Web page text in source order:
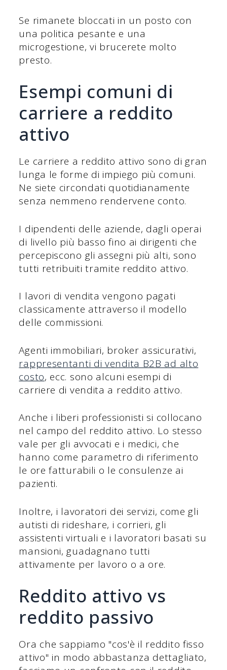
Se rimanete bloccati in un posto con
una politica pesante e una
microgestione, vi brucerete molto
presto.
Esempi comuni di
carriere a reddito
attivo
Le carriere a reddito attivo sono di gran
lunga le forme di impiego più comuni.
Ne siete circondati quotidianamente
senza nemmeno rendervene conto.
I dipendenti delle aziende, dagli operai
di livello più basso fino ai dirigenti che
percepiscono gli assegni più alti, sono
tutti retribuiti tramite reddito attivo.
I lavori di vendita vengono pagati
classicamente attraverso il modello
delle commissioni.
Agenti immobiliari, broker assicurativi,
rappresentanti di vendita B2B ad alto
costo, ecc. sono alcuni esempi di
carriere di vendita a reddito attivo.
Anche i liberi professionisti si collocano
nel campo del reddito attivo. Lo stesso
vale per gli avvocati e i medici, che
hanno come parametro di riferimento
le ore fatturabili o le consulenze ai
pazienti.
Inoltre, i lavoratori dei servizi, come gli
autisti di rideshare, i corrieri, gli
assistenti virtuali e i lavoratori basati su
mansioni, guadagnano tutti
attivamente per lavoro o a ore.
Reddito attivo vs
reddito passivo
Ora che sappiamo "cos'è il reddito fisso
attivo" in modo abbastanza dettagliato,